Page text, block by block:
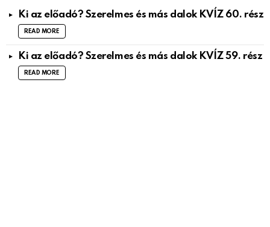
Ki az előadó? Szerelmes és más dalok KVÍZ 60. rész
READ MORE
Ki az előadó? Szerelmes és más dalok KVÍZ 59. rész
READ MORE